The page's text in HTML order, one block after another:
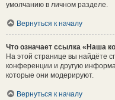
умолчанию в личном разделе.
Вернуться к началу
Что означает ссылка «Наша
На этой странице вы найдёте
конференции и другую
которые они модерируют.
Вернуться к началу